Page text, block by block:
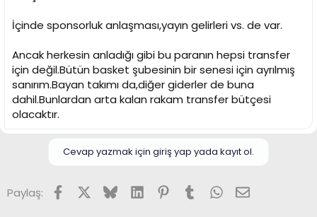
İçinde sponsorluk anlaşması,yayın gelirleri vs. de var.
Ancak herkesin anladığı gibi bu paranın hepsi transfer
için değil.Bütün basket şubesinin bir senesi için ayrılmış
sanırım.Bayan takımı da,diğer giderler de buna
dahil.Bunlardan arta kalan rakam transfer bütçesi
olacaktır.
Cevap yazmak için giriş yap yada kayıt ol.
Paylaş: FacebookX (Twitter)
BlueskyLinkedInPinterest
TumblrWhatsApp
E-posta